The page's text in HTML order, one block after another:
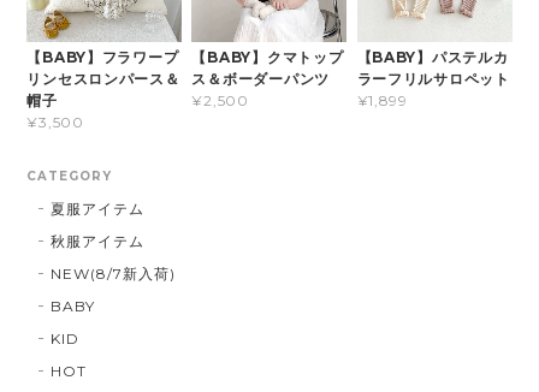
【BABY】フラワープ
リンセスロンパース＆
帽子
¥3,500
【BABY】クマトップ
ス＆ボーダーパンツ
¥2,500
【BABY】パステルカ
ラーフリルサロペット
¥1,899
CATEGORY
夏服アイテム
秋服アイテム
NEW(8/7新入荷)
BABY
KID
HOT